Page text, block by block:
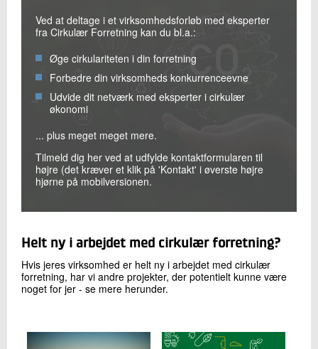
Ved at deltage i et virksomhedsforløb med eksperter
fra Cirkulær Forretning kan du bl.a.:
Øge cirkulariteten i din forretning
Forbedre din virksomheds konkurrenceevne
Udvide dit netværk med eksperter i cirkulær
økonomi
... plus meget meget mere.
Tilmeld dig her ved at udfylde kontaktformularen til
højre (det kræver et klik på 'Kontakt' i øverste højre
hjørne på mobilversionen.
Helt ny i arbejdet med cirkulær forretning?
Hvis jeres virksomhed er helt ny i arbejdet med cirkulær
forretning, har vi andre projekter, der potentielt kunne være
noget for jer - se mere herunder.